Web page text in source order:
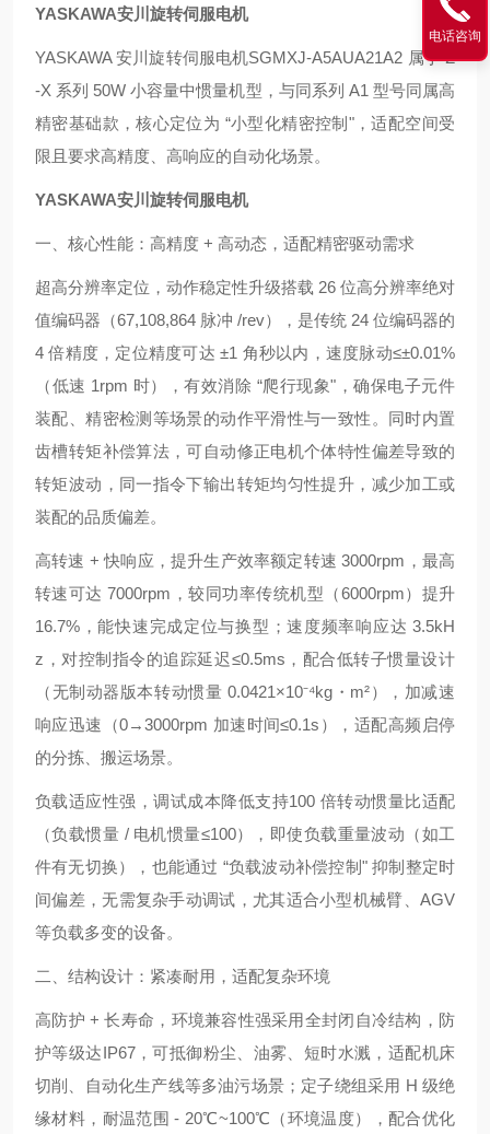
YASKAWA安川旋转伺服电机
YASKAWA 安川旋转伺服电机SGMXJ-A5AUA21A2 属于 Σ
-X 系列 50W 小容量中惯量机型，与同系列 A1 型号同属高
精密基础款，核心定位为 “小型化精密控制"，适配空间受
限且要求高精度、高响应的自动化场景。
YASKAWA安川旋转伺服电机
一、核心性能：高精度 + 高动态，适配精密驱动需求
超高分辨率定位，动作稳定性升级搭载 26 位高分辨率绝对
值编码器（67,108,864 脉冲 /rev），是传统 24 位编码器的
4 倍精度，定位精度可达 ±1 角秒以内，速度脉动≤±0.01%
（低速 1rpm 时），有效消除 “爬行现象"，确保电子元件
装配、精密检测等场景的动作平滑性与一致性。同时内置
齿槽转矩补偿算法，可自动修正电机个体特性偏差导致的
转矩波动，同一指令下输出转矩均匀性提升，减少加工或
装配的品质偏差。
高转速 + 快响应，提升生产效率额定转速 3000rpm，最高
转速可达 7000rpm，较同功率传统机型（6000rpm）提升
16.7%，能快速完成定位与换型；速度频率响应达 3.5kH
z，对控制指令的追踪延迟≤0.5ms，配合低转子惯量设计
（无制动器版本转动惯量 0.0421×10⁻⁴kg・m²），加减速
响应迅速（0→3000rpm 加速时间≤0.1s），适配高频启停
的分拣、搬运场景。
负载适应性强，调试成本降低支持100 倍转动惯量比适配
（负载惯量 / 电机惯量≤100），即使负载重量波动（如工
件有无切换），也能通过 “负载波动补偿控制" 抑制整定时
间偏差，无需复杂手动调试，尤其适合小型机械臂、AGV
等负载多变的设备。
二、结构设计：紧凑耐用，适配复杂环境
高防护 + 长寿命，环境兼容性强采用全封闭自冷结构，防
护等级达IP67，可抵御粉尘、油雾、短时水溅，适配机床
切削、自动化生产线等多油污场景；定子绕组采用 H 级绝
缘材料，耐温范围 - 20℃~100℃（环境温度），配合优化
电话咨询